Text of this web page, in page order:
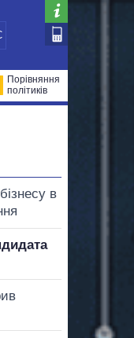
Порівняння
політиків
в